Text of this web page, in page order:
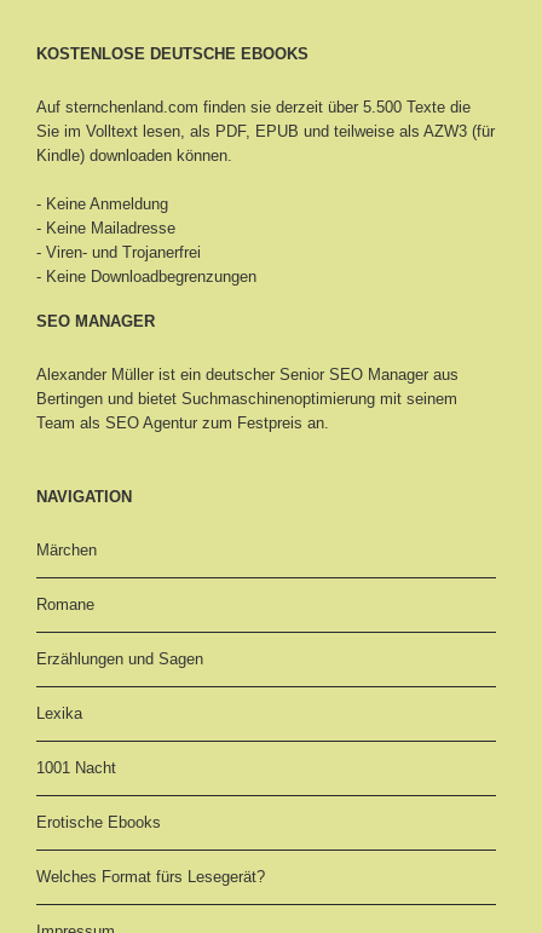
KOSTENLOSE DEUTSCHE EBOOKS
Auf sternchenland.com finden sie derzeit über 5.500 Texte die
Sie im Volltext lesen, als PDF, EPUB und teilweise als AZW3 (für
Kindle) downloaden können.
- Keine Anmeldung
- Keine Mailadresse
- Viren- und Trojanerfrei
- Keine Downloadbegrenzungen
SEO MANAGER
Alexander Müller ist ein deutscher Senior SEO Manager aus
Bertingen und bietet Suchmaschinenoptimierung mit seinem
Team als SEO Agentur zum Festpreis an.
NAVIGATION
Märchen
Romane
Erzählungen und Sagen
Lexika
1001 Nacht
Erotische Ebooks
Welches Format fürs Lesegerät?